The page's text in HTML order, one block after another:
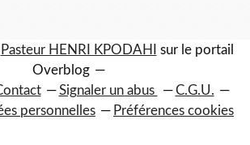
Pasteur HENRI KPODAHI
sur le portail
Overblog
Signaler un abus
C.G.U.
personnelles
Préférences cookies